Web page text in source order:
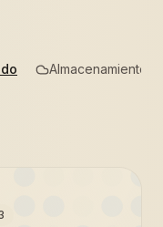
Almacenamiento